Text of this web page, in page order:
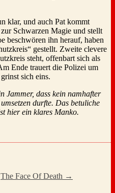
klar, und auch Pat kommt
Schwarzen Magie und stellt
beschwören ihn herauf, haben
gestellt. Zweite clevere
steht, offenbart sich als
Ende trauert die Polizei um
sich eins.
Jammer, dass kein namhafter
durfte. Das betuliche
hier ein klares Manko.
The Face Of Death →